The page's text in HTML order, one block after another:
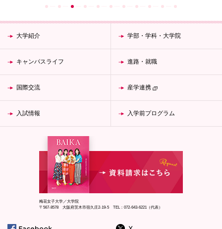
大学紹介 学部・学科・大学院
キャンパスライフ 進路・就職
国際交流 産学連携
入試情報 入学前プログラム
梅花女子大学／大学院
〒567-8578 大阪府茨木市宿久庄2-19-5 TEL：072-643-6221（代表）